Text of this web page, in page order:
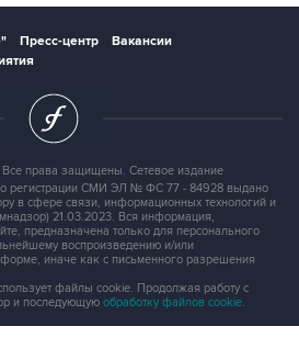
Пресс-центр
Вакансии
права защищены. Сетевое издание
о регистрации СМИ ЭЛ № ФС 77 - 84928 выдано
в сфере связи, информационных технологий и
21.03.2023. Вся информация,
предназначена только для персонального
воспроизведению и/или
иначе как с письменного разрешения
файлы cookie. Продолжая работу с
и последующую обработку файлов cookie.